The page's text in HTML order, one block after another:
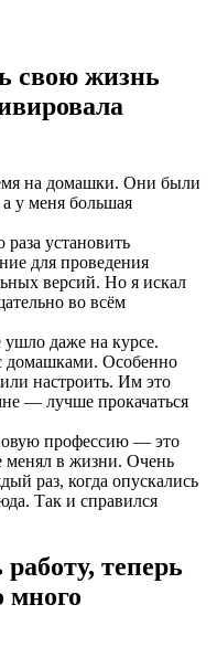
свою жизнь
на домашки. Они были
у меня большая
раза установить
для проведения
версий. Но я искал
во всём
ушло даже на курсе.
домашками. Особенно
настроить. Им это
— лучше прокачаться
профессию — это
менял в жизни. Очень
раз, когда опускались
Так и справился
теперь
много